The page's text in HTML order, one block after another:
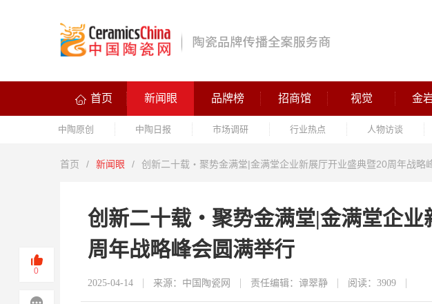
首页 新闻眼 品牌榜 招商馆 视觉 金
中陶原创 中陶日报 市场调研 行业热点 人物访谈
首页 / 新闻眼 / 创新二十载・聚势金满堂|金满堂企业新展厅开业盛典暨20周年战略
创新二十载・聚势金满堂|金满堂企业
周年战略峰会圆满举行
2025-04-14 来源：中国陶瓷网 责任编辑：谭翠静 阅读：3909
0